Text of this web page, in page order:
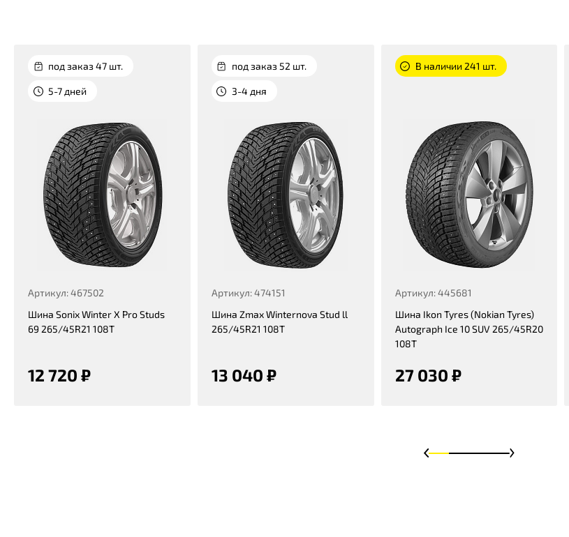
под заказ 47 шт.
5-7 дней
Артикул: 467502
Шина Sonix Winter X Pro Studs
69 265/45R21 108T
12 720 ₽
под заказ 52 шт.
3-4 дня
Артикул: 474151
Шина Zmax Winternova Stud ll
265/45R21 108T
13 040 ₽
В наличии 241 шт.
Артикул: 445681
Шина Ikon Tyres (Nokian Tyres)
Autograph Ice 10 SUV 265/45R20
108T
27 030 ₽